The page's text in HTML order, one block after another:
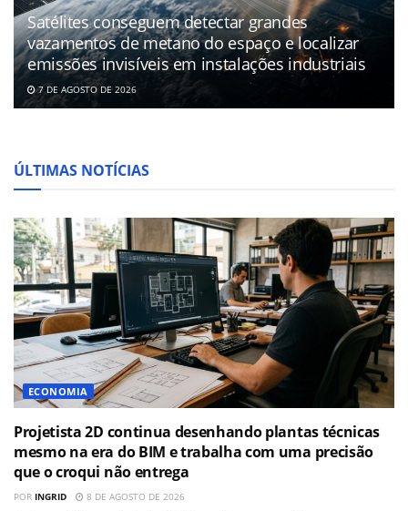
Satélites conseguem detectar grandes
vazamentos de metano do espaço e localizar
emissões invisíveis em instalações industriais
7 DE AGOSTO DE 2026
ÚLTIMAS NOTÍCIAS
ECONOMIA
Projetista 2D continua desenhando plantas técnicas
mesmo na era do BIM e trabalha com uma precisão
que o croqui não entrega
POR INGRID 8 DE AGOSTO DE 2026